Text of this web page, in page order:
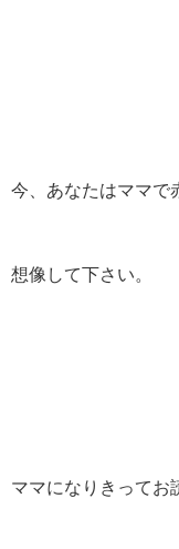
今、あなたはママで
想像して下さい。
ママになりきってお